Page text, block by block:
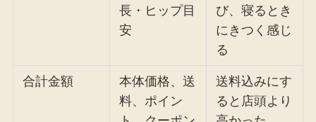
長・ヒップ目
安
び、寝るとき
にきつく感じ
る
合計金額
本体価格、送
料、ポイン
送料込みにす
ると店頭より